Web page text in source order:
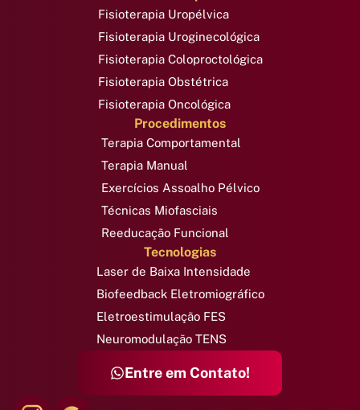
Fisioterapia Uropélvica
Fisioterapia Uroginecológica
Fisioterapia Coloproctológica
Fisioterapia Obstétrica
Fisioterapia Oncológica
Procedimentos
Terapia Comportamental
Terapia Manual
Exercícios Assoalho Pélvico
Técnicas Miofasciais
Reeducação Funcional
Tecnologias
Laser de Baixa Intensidade
Biofeedback Eletromiográfico
Eletroestimulação FES
Neuromodulação TENS
Entre em Contato!